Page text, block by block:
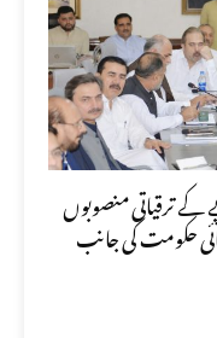
ترقیاتی منصوبوں
حکومت کی جانب